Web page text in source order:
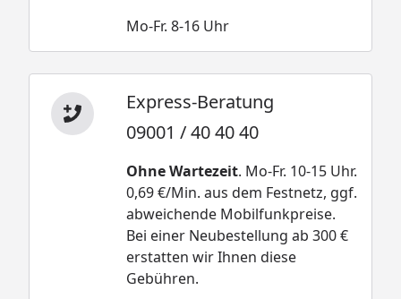
Mo-Fr. 8-16 Uhr
Express-Beratung
09001 / 40 40 40
Ohne Wartezeit. Mo-Fr. 10-15 Uhr.
0,69 €/Min. aus dem Festnetz, ggf.
abweichende Mobilfunkpreise.
Bei einer Neubestellung ab 300 €
erstatten wir Ihnen diese
Gebühren.